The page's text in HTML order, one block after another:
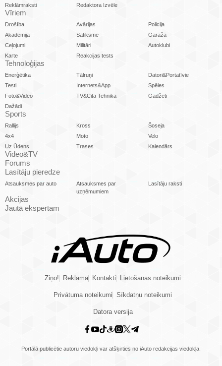
Reklāmraksti
Redaktora Izvēle
Vīriem
Drošība Avārijas
Policija
Akadēmija
Satiksme
Garāžā
Ceļojumi
Militāri
Autoklubi
Karte
Reakcijas tests
Tehnoloģijas
Enerģētika Tālruņi
Datori&Portatīvie
Testi
Internets&App
Spēles
Foto&Video
TV&Cita Tehnika
Gadžeti
Dažādi
Sports
Rallijs Kross
Šoseja
4x4
Moto
Velo
Uz Ūdens
Trases Kalendārs
Video&TV
Forums
Lasītāju pieredze
Atsauksmes par auto
Atsauksmes par
uzņēmumiem
Lasītāju raksti
Akcijas
Jautā ekspertam
Ziņo! Reklāma Kontakti Lietošanas noteikumi
Privātuma noteikumi Sīkdatņu noteikumi
Datora versija
Portālā publicētie autoru viedokļi var atšķirties no iAuto redakcijas viedokļa.